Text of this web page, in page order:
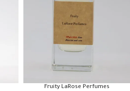
Fruity LaRose Perfumes